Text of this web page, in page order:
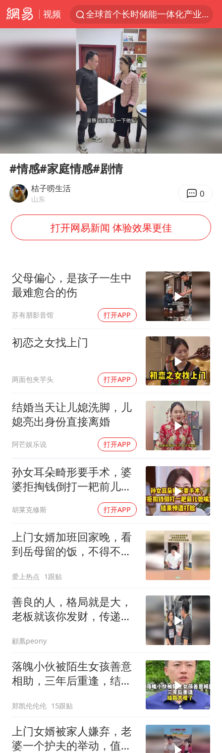
视频
全球首个长时储能一体化产业园量产
“秋天的第一杯奶茶”6岁了
四川宜宾高县4.9级地震致1死
上海：台风白海豚或将带来龙卷风
中巨芯：上半年归母净利润1405.77万元
38岁演员求职万岁山NPC成功
胜宏科技：股票交易异常波动
U17国足三连胜晋级明日之星半决赛
美股存储板块集体大跌
日本试射“战斧”导弹，国防部回应
东航：国内客票提前14天免费退改
夯实基础开新局
Play
00:00
#情感#家庭情感#剧情
桔子唠生活
山东 0
打开网易新闻 体验效果更佳
父母偏心，是孩子一生中
最难愈合的伤
苏有朋影音馆 打开APP
初恋之女找上门
两面包夹芋头 打开APP
结婚当天让儿媳洗脚，儿
媳亮出身份直接离婚
阿芒娱乐说 打开APP
孙女耳朵畸形要手术，婆
婆拒掏钱倒打一耙前儿媳
胡莱克修斯 打开APP
上门女婿加班回家晚，看
到岳母留的饭，不得不佩
爱上热点 1跟贴
善良的人，格局就是大，
老板就该你发财，传递正
顧凰peony
落魄小伙被陌生女孩善意
相助，三年后重逢，结局
郑凯伦伦伦 15跟贴
上门女婿被家人嫌弃，老
婆一个护夫的举动，值得